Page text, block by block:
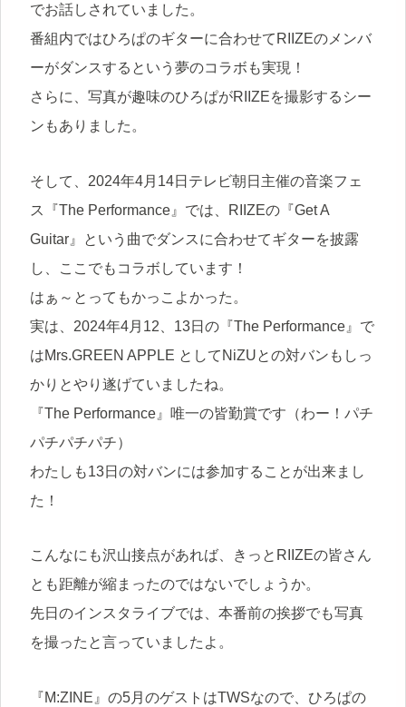
でお話しされていました。
番組内ではひろぱのギターに合わせてRIIZEのメンバ
ーがダンスするという夢のコラボも実現！
さらに、写真が趣味のひろぱがRIIZEを撮影するシー
ンもありました。
そして、2024年4月14日テレビ朝日主催の音楽フェ
ス『The Performance』では、RIIZEの『Get A
Guitar』という曲でダンスに合わせてギターを披露
し、ここでもコラボしています！
はぁ～とってもかっこよかった。
実は、2024年4月12、13日の『The Performance』で
はMrs.GREEN APPLE としてNiZUとの対バンもしっ
かりとやり遂げていましたね。
『The Performance』唯一の皆勤賞です（わー！パチ
パチパチパチ）
わたしも13日の対バンには参加することが出来まし
た！
こんなにも沢山接点があれば、きっとRIIZEの皆さん
とも距離が縮まったのではないでしょうか。
先日のインスタライブでは、本番前の挨拶でも写真
を撮ったと言っていましたよ。
『M:ZINE』の5月のゲストはTWSなので、ひろぱの